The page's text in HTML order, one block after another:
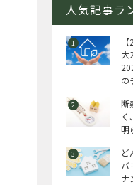
人気記事ラ
大
の
断
く
明
ど
バ
ナ